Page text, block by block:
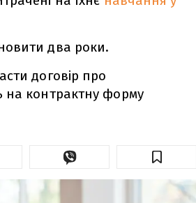
два роки.
договір про
на контрактну форму